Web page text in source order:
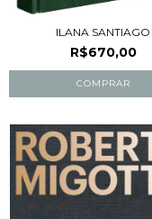
ILANA SANTIAGO
R$670,00